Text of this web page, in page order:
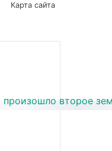
Карта сайта